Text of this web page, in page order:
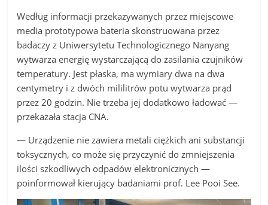
Według informacji przekazywanych przez miejscowe
media prototypowa bateria skonstruowana przez
badaczy z Uniwersytetu Technologicznego Nanyang
wytwarza energię wystarczającą do zasilania czujników
temperatury. Jest płaska, ma wymiary dwa na dwa
centymetry i z dwóch mililitrów potu wytwarza prąd
przez 20 godzin. Nie trzeba jej dodatkowo ładować —
przekazała stacja CNA.
— Urządzenie nie zawiera metali ciężkich ani substancji
toksycznych, co może się przyczynić do zmniejszenia
ilości szkodliwych odpadów elektronicznych —
poinformował kierujący badaniami prof. Lee Pooi See.